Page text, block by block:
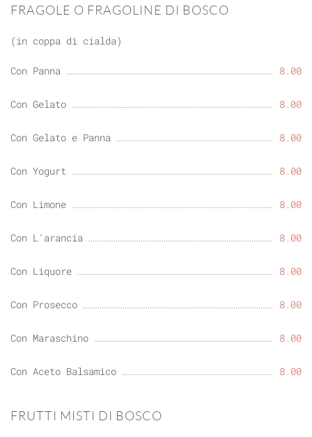
FRAGOLE O FRAGOLINE DI BOSCO
(in coppa di cialda)
Con Panna 8.00
Con Gelato 8.00
Con Gelato e Panna 8.00
Con Yogurt 8.00
Con Limone 8.00
Con L'arancia 8.00
Con Liquore 8.00
Con Prosecco 8.00
Con Maraschino 8.00
Con Aceto Balsamico 8.00
FRUTTI MISTI DI BOSCO